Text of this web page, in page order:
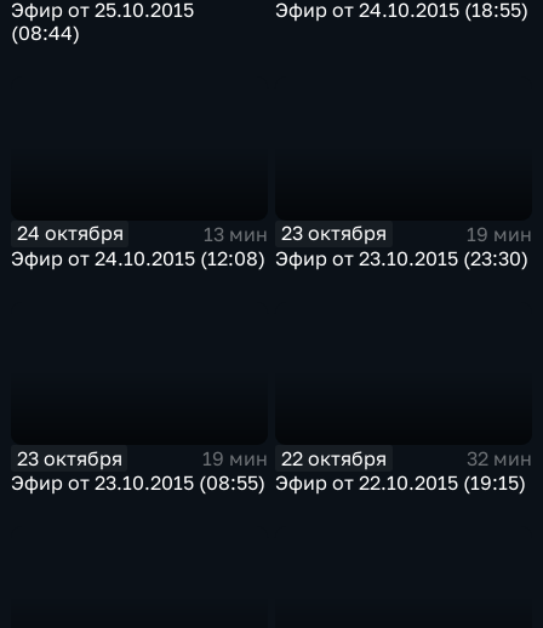
Эфир от 25.10.2015
(08:44)
Эфир от 24.10.2015 (18:55)
24 октября
13 мин
Эфир от 24.10.2015 (12:08)
23 октября
19 мин
Эфир от 23.10.2015 (23:30)
23 октября
19 мин
Эфир от 23.10.2015 (08:55)
22 октября
32 мин
Эфир от 22.10.2015 (19:15)